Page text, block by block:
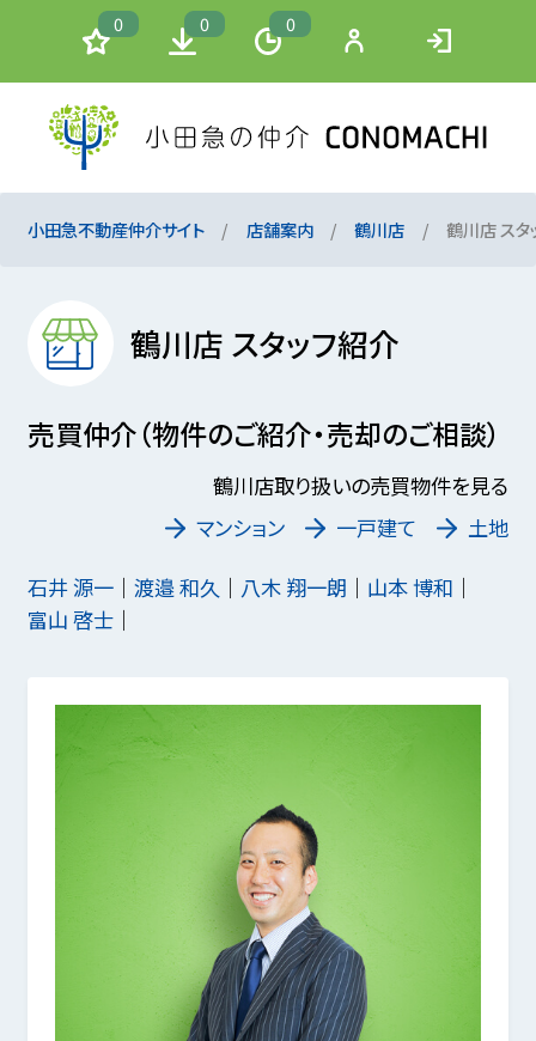
0 0 0
小田急不動産仲介サイト 店舗案内 鶴川店 鶴川店 スタ
鶴川店 スタッフ紹介
売買仲介（物件のご紹介・売却のご相談）
鶴川店取り扱いの売買物件を見る
マンション
一戸建て
土地
石井 源一
渡邉 和久 八木 翔一朗
山本 博和
富山 啓士